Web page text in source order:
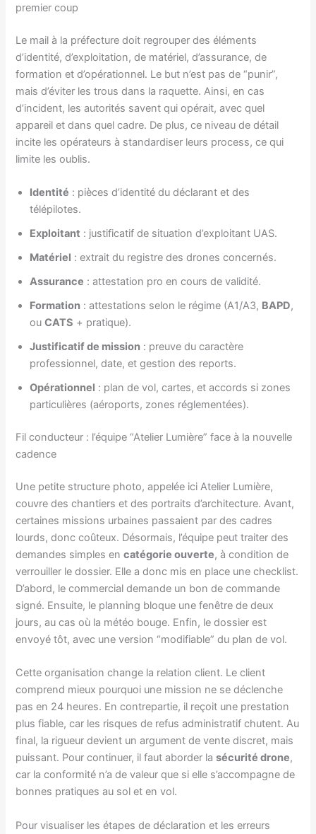
premier coup
Le mail à la préfecture doit regrouper des éléments
d’identité, d’exploitation, de matériel, d’assurance, de
formation et d’opérationnel. Le but n’est pas de “punir”,
mais d’éviter les trous dans la raquette. Ainsi, en cas
d’incident, les autorités savent qui opérait, avec quel
appareil et dans quel cadre. De plus, ce niveau de détail
incite les opérateurs à standardiser leurs process, ce qui
limite les oublis.
Identité : pièces d’identité du déclarant et des
télépilotes.
Exploitant : justificatif de situation d’exploitant UAS.
Matériel : extrait du registre des drones concernés.
Assurance : attestation pro en cours de validité.
Formation : attestations selon le régime (A1/A3, BAPD,
ouCATS + pratique).
Justificatif de mission : preuve du caractère
professionnel, date, et gestion des reports.
Opérationnel : plan de vol, cartes, et accords si zones
particulières (aéroports, zones réglementées).
Fil conducteur : l’équipe “Atelier Lumière” face à la nouvelle
cadence
Une petite structure photo, appelée ici Atelier Lumière,
couvre des chantiers et des portraits d’architecture. Avant,
certaines missions urbaines passaient par des cadres
lourds, donc coûteux. Désormais, l’équipe peut traiter des
demandes simples encatégorie ouverte, à condition de
verrouiller le dossier. Elle a donc mis en place une checklist.
D’abord, le commercial demande un bon de commande
signé. Ensuite, le planning bloque une fenêtre de deux
jours, au cas où la météo bouge. Enfin, le dossier est
envoyé tôt, avec une version “modifiable” du plan de vol.
Cette organisation change la relation client. Le client
comprend mieux pourquoi une mission ne se déclenche
pas en 24 heures. En contrepartie, il reçoit une prestation
plus fiable, car les risques de refus administratif chutent. Au
final, la rigueur devient un argument de vente discret, mais
puissant. Pour continuer, il faut aborder lasécurité drone,
car la conformité n’a de valeur que si elle s’accompagne de
bonnes pratiques au sol et en vol.
Pour visualiser les étapes de déclaration et les erreurs